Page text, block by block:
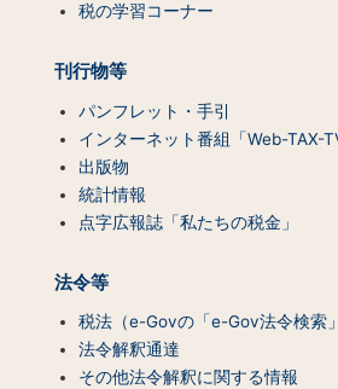
税の学習コーナー
刊行物等
パンフレット・手引
インターネット番組「Web-TAX-
出版物
統計情報
点字広報誌「私たちの税金」
法令等
税法（e-Govの「e-Gov法令検索
法令解釈通達
その他法令解釈に関する情報